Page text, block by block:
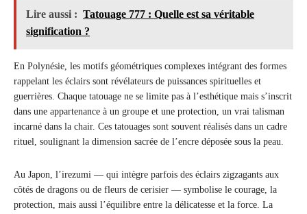
Lire aussi : Tatouage 777 : Quelle est sa véritable
signification ?
En Polynésie, les motifs géométriques complexes intégrant des formes
rappelant les éclairs sont révélateurs de puissances spirituelles et
guerrières. Chaque tatouage ne se limite pas à l’esthétique mais s’inscrit
dans une appartenance à un groupe et une protection, un vrai talisman
incarné dans la chair. Ces tatouages sont souvent réalisés dans un cadre
rituel, soulignant la dimension sacrée de l’encre déposée sous la peau.
Au Japon, l’irezumi — qui intègre parfois des éclairs zigzagants aux
côtés de dragons ou de fleurs de cerisier — symbolise le courage, la
protection, mais aussi l’équilibre entre la délicatesse et la force. La